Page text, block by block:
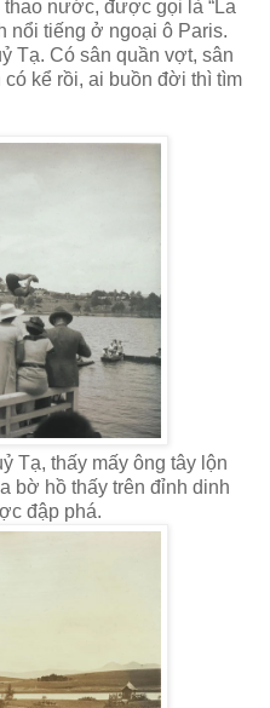
thao nước, được gọi là “La
nổi tiếng ở ngoại ô Paris.
Tạ. Có sân quần vợt, sân
kể rồi, ai buồn đời thì tìm
Tạ, thấy mấy ông tây lộn
bờ hồ thấy trên đỉnh dinh
đập phá.